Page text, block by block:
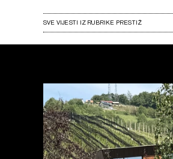
SVE VIJESTI IZ RUBRIKE PRESTIŽ